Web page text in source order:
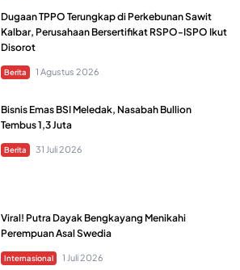
Dugaan TPPO Terungkap di Perkebunan Sawit
Kalbar, Perusahaan Bersertifikat RSPO-ISPO Ikut
Disorot
Berita 1 Agustus 2026
Bisnis Emas BSI Meledak, Nasabah Bullion
Tembus 1,3 Juta
Berita 31 Juli 2026
Viral! Putra Dayak Bengkayang Menikahi
Perempuan Asal Swedia
Internasional 1 Juli 2026